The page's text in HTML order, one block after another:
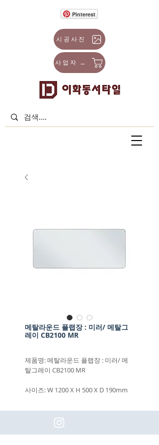
사업자 몰
시공사진
Pinterest
메탈라운드 플랩장 : 미러/ 메탈그
레이 CB2100 MR
제품명: 메탈라운드 플랩장 : 미러/ 메
탈그레이 CB2100 MR
사이즈: W 1200 X H 500 X D 190mm